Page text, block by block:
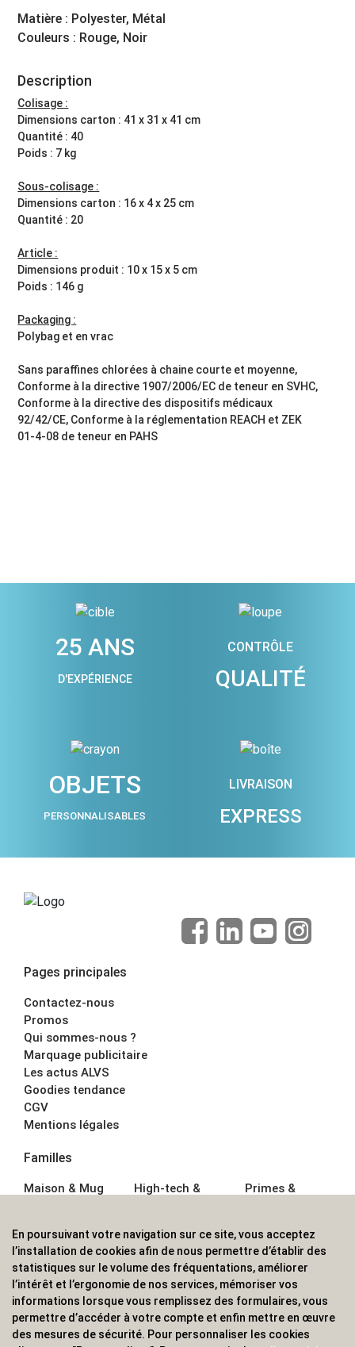
Matière : Polyester, Métal
Couleurs : Rouge, Noir
Description
Colisage :
Dimensions carton : 41 x 31 x 41 cm
Quantité : 40
Poids : 7 kg
Sous-colisage :
Dimensions carton : 16 x 4 x 25 cm
Quantité : 20
Article :
Dimensions produit : 10 x 15 x 5 cm
Poids : 146 g
Packaging :
Polybag et en vrac
Sans paraffines chlorées à chaine courte et moyenne,
Conforme à la directive 1907/2006/EC de teneur en SVHC,
Conforme à la directive des dispositifs médicaux
92/42/CE, Conforme à la réglementation REACH et ZEK
01-4-08 de teneur en PAHS
25 ANS
D'EXPÉRIENCE
CONTRÔLE
QUALITÉ
OBJETS
PERSONNALISABLES
LIVRAISON
EXPRESS
Pages principales
Contactez-nous
Promos
Qui sommes-nous ?
Marquage publicitaire
Les actus ALVS
Goodies tendance
CGV
Mentions légales
Familles
Maison & Mug
Écriture
Bagagerie sacs
High-tech &
Sport &
Outdoor
Enfant
Primes &
Boisson
Textile &
Casquette
Accessoires de
ALVS, fournisseur d'objets publicitaires, pour les
En poursuivant votre navigation sur ce site, vous acceptez
l’installation de cookies afin de nous permettre d’établir des
statistiques sur le volume des fréquentations, améliorer
l’intérêt et l’ergonomie de nos services, mémoriser vos
informations lorsque vous remplissez des formulaires, vous
permettre d’accéder à votre compte et enfin mettre en œuvre
des mesures de sécurité. Pour personnaliser les cookies